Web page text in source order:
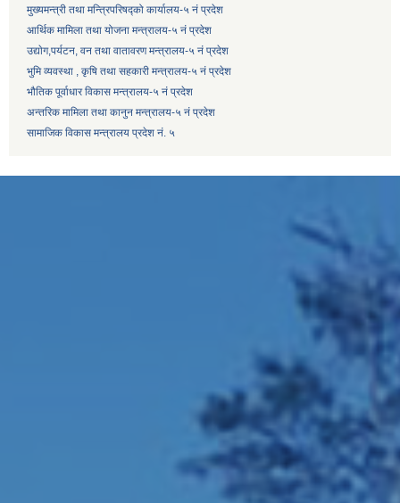
मुख्यमन्त्री तथा मन्त्रिपरिषद्को कार्यालय-५ नं प्रदेश
आर्थिक मामिला तथा योजना मन्त्रालय-५ नं प्रदेश
उद्याेग,पर्यटन, वन तथा वातावरण मन्त्रालय-५ नं प्रदेश
भुमि व्यवस्था , कृषि तथा सहकारी मन्त्रालय-५ नं प्रदेश
भौतिक पूर्वाधार विकास मन्त्रालय-५ नं प्रदेश
अन्तरिक मामिला तथा कानुन मन्त्रालय-५ नं प्रदेश
सामाजिक विकास मन्त्रालय प्रदेश नं. ५